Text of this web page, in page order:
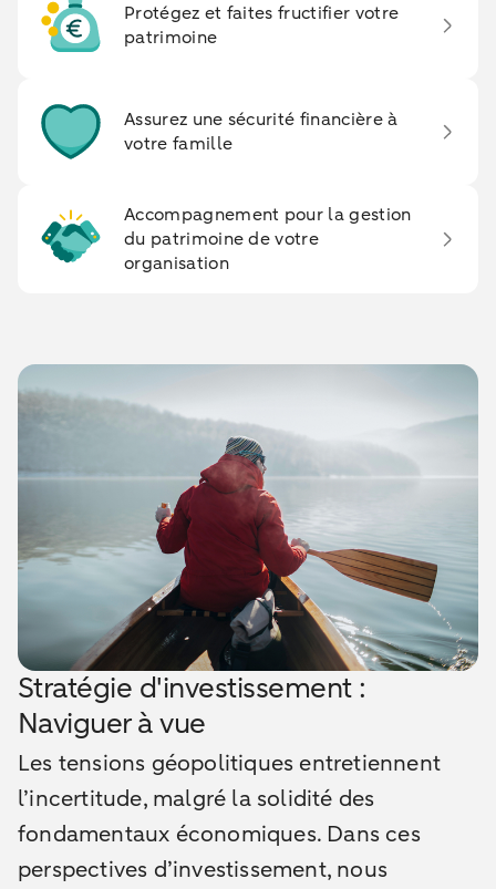
Protégez et faites fructifier votre
patrimoine
Assurez une sécurité financière à
votre famille
Accompagnement pour la gestion
du patrimoine de votre
organisation
Stratégie d'investissement :
Naviguer à vue
Les tensions géopolitiques entretiennent
l’incertitude, malgré la solidité des
fondamentaux économiques. Dans ces
perspectives d’investissement, nous